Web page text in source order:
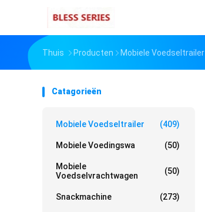
Thuis Producten Mobiele Voedseltrailer
Catagorieën
Mobiele Voedseltrailer (409)
Mobiele Voedingswa (50)
Mobiele
Voedselvrachtwagen
(50)
Snackmachine (273)